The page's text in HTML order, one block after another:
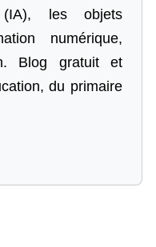
(IA), les objets
numérique,
Blog gratuit et
du primaire